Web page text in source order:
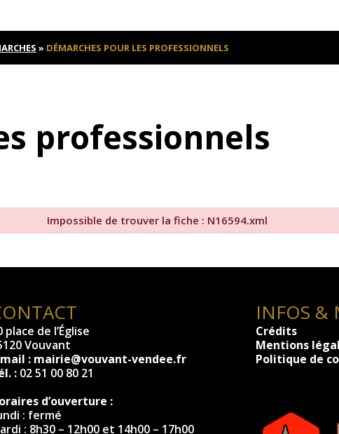
» DÉMARCHES POUR LES PROFESSIONNELS
professionnels
Impossible de trouver la fiche : N16594.xml
place de l’Église
Vouvant
: mairie@vouvant-vendee.fr
:02 51 00 80 21
d’ouverture :
: fermé
: 8h30 – 12h00 et 14h00 – 17h00
INFOS &
Crédits
Mentions
Politique de